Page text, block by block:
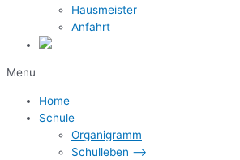
Hausmeister
Anfahrt
Menu
Home
Schule
Organigramm
Schulleben –>